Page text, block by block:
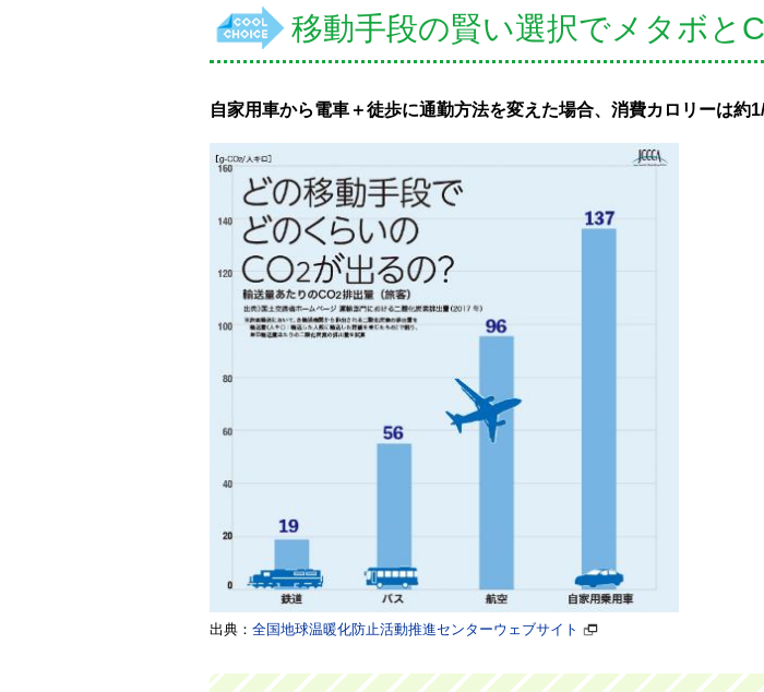
移動手段の賢い選択でメタボと
自家用車から電車＋徒歩に通勤方法を変えた場合、消費カロリーは約
出典： 全国地球温暖化防止活動推進センターウェブサイト